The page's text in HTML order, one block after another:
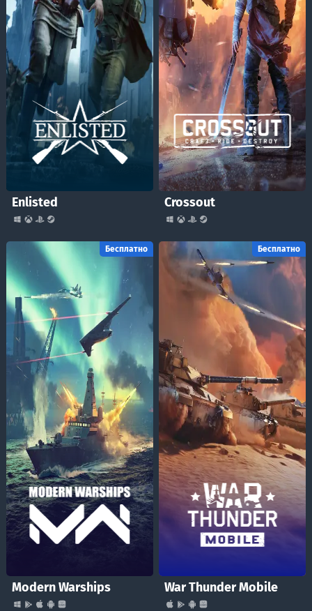
Enlisted Сrossout
Бесплатно
Modern Warships
Бесплатно
War Thunder Mobile